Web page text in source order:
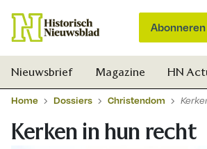
Abonneren
Nieuwsbrief Magazine HN
Home Dossiers Christendom
Kerken in hun recht